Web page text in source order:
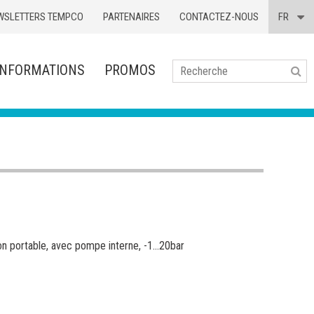
TEMPCO PARTENAIRES FR
CONTACTEZ-NOUS
PROMOS
portable, avec pompe interne, -1...20bar